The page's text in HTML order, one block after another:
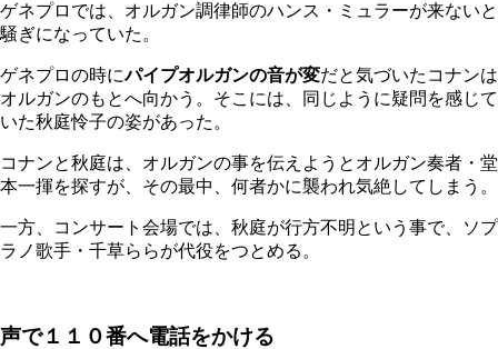
ゲネプロでは、オルガン調律師のハンス・ミュラーが来ないと
騒ぎになっていた。
ゲネプロの時にパイプオルガンの音が変だと気づいたコナンは
オルガンのもとへ向かう。そこには、同じように疑問を感じて
いた秋庭怜子の姿があった。
コナンと秋庭は、オルガンの事を伝えようとオルガン奏者・堂
本一揮を探すが、その最中、何者かに襲われ気絶してしまう。
一方、コンサート会場では、秋庭が行方不明という事で、ソプ
ラノ歌手・千草ららが代役をつとめる。
声で１１０番へ電話をかける